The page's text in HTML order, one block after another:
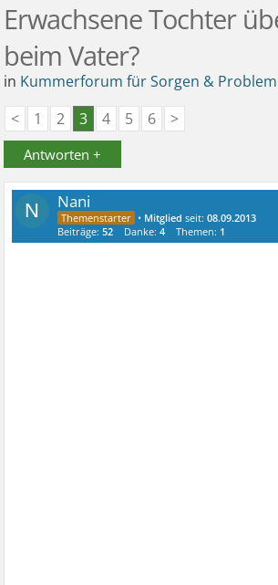
Erwachsene Tochter
beim Vater?
in Kummerforum für Sorgen &
<
1 2 3 4 5 6 >
Antworten +
N Nani
• Mitglied seit:08.09.2013
Beiträge:52 Danke:4 Themen: 1